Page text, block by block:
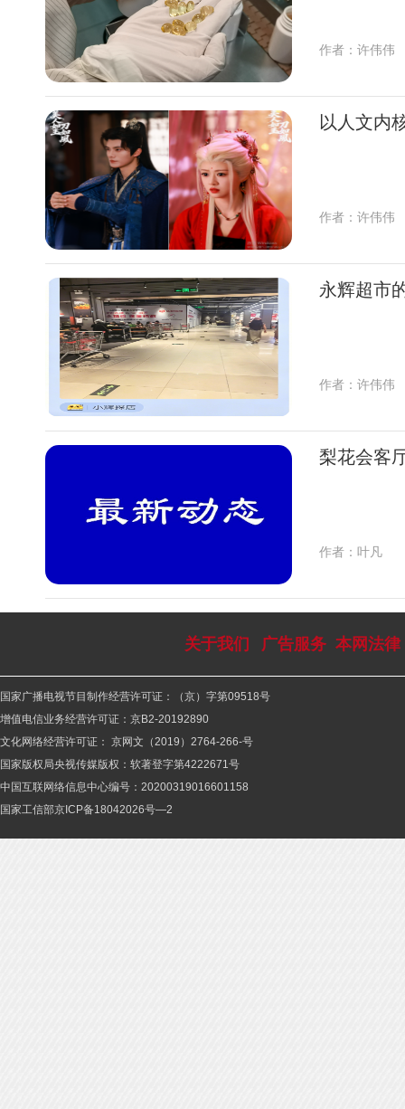
作者：许伟伟
以人文内
作者：许伟伟
永辉超市
作者：许伟伟
梨花会客
作者：叶凡
关于我们 广告服务 本网法律
国家广播电视节目制作经营许可证：（京）字第09518号
增值电信业务经营许可证：京B2-20192890
文化网络经营许可证： 京网文（2019）2764-266-号
国家版权局央视传媒版权：软著登字第4222671号
中国互联网络信息中心编号：20200319016601158
国家工信部京ICP备18042026号—2